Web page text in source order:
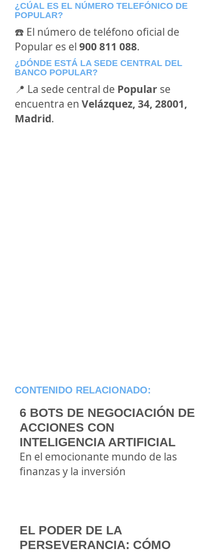
¿CÚAL ES EL NÚMERO TELEFÓNICO DE
POPULAR?
☎️ El número de teléfono oficial de
Popular es el 900 811 088.
¿DÓNDE ESTÁ LA SEDE CENTRAL DEL
BANCO POPULAR?
📍 La sede central de Popular se
encuentra en Velázquez, 34, 28001,
Madrid.
CONTENIDO RELACIONADO:
6 BOTS DE NEGOCIACIÓN DE
ACCIONES CON
INTELIGENCIA ARTIFICIAL
En el emocionante mundo de las
finanzas y la inversión
EL PODER DE LA
PERSEVERANCIA: CÓMO